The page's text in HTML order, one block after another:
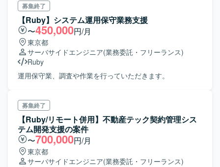
リリースまでがスコープとなります。また、現在 1 週間単
位のスクラムで開発を行なっています。
募集終了
【Ruby】システム運用保守業務支援
〜450,000円/月
東京都
サーバサイドエンジニア(業務委託・フリーランス)
Ruby
運用保守業、調査や作業を行っていただきます。
募集終了
【Ruby/リモート併用】不動産テック契約管理シス
テム開発支援の案件
〜700,000円/月
東京都
サーバサイドエンジニア(業務委託・フリーランス)